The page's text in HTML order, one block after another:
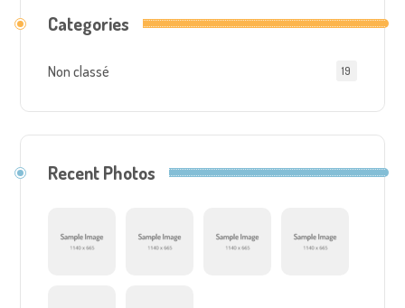
Categories
Non classé 19
Recent Photos